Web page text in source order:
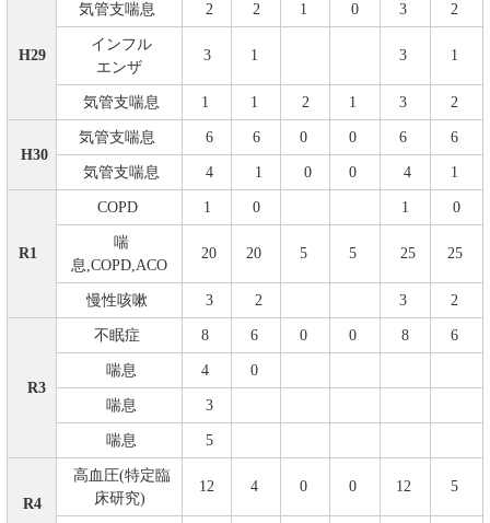
H29
気管支喘息 2 2 1 0 3 2
インフル
エンザ
3 1 3 1
気管支喘息 1 1 2 1 3 2
H30
気管支喘息 6 6 0 0 6 6
気管支喘息 4 1 0 0 4 1
R1
COPD 1 0 1 0
喘
息,COPD,ACO
20 20 5 5 25 25
慢性咳嗽 3 2 3 2
R3
不眠症 8 6 0 0 8 6
喘息 4 0
喘息 3
喘息 5
R4
高血圧(特定臨
床研究)
12 4 0 0 12 5